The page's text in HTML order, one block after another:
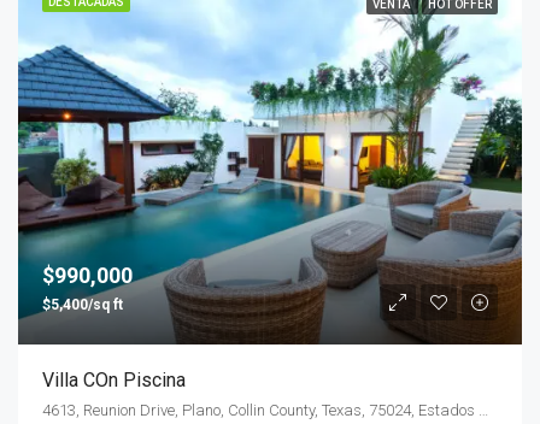
VENTA HOT OFFER
$990,000
$5,400/sq ft
Villa COn Piscina
4613, Reunion Drive, Plano, Collin County, Texas, 75024, Estados Unidos de América